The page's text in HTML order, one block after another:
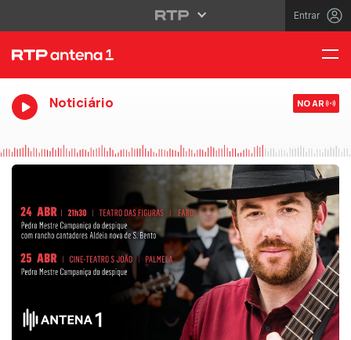
Entrar
Noticiário NO AR